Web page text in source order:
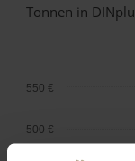
Tonnen in
500 €
550 €